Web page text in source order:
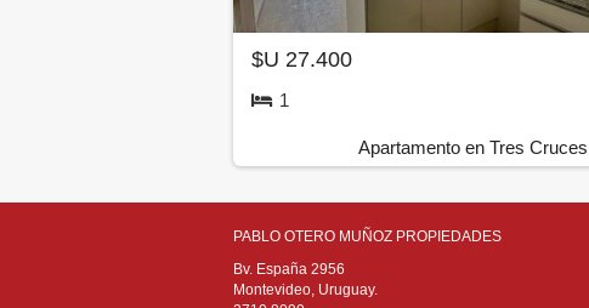
$U 27.400
1
Apartamento en Tres Cruces
PABLO OTERO MUÑOZ PROPIEDADES
Bv. España 2956
Montevideo, Uruguay.